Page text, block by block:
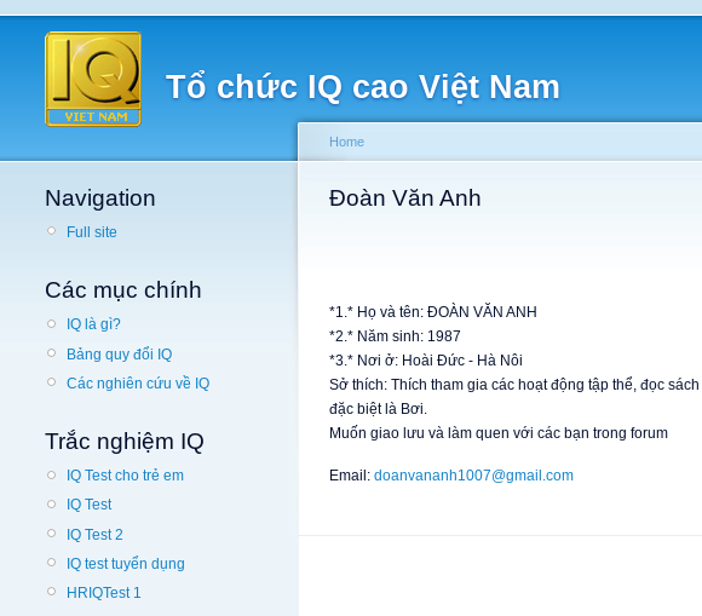
Tổ chức IQ cao Việt Nam
Navigation
Full site
Các mục chính
IQ là gì?
Bảng quy đổi IQ
Các nghiên cứu về IQ
Trắc nghiệm IQ
IQ Test cho trẻ em
IQ Test
IQ Test 2
IQ test tuyển dụng
HRIQTest 1
Home
Đoàn Văn Anh
*1.* Họ và tên: ĐOÀN VĂN ANH
*2.* Năm sinh: 1987
*3.* Nơi ở: Hoài Đức - Hà Nôi
Sở thích: Thích tham gia các hoạt động tập thể, đọc
đặc biệt là Bơi.
Muốn giao lưu và làm quen với các bạn trong forum
Email: doanvananh1007@gmail.com